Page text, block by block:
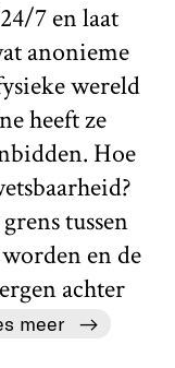
7 en laat
anonieme
wereld
heeft ze
Hoe
tussen
en de
achter
meer